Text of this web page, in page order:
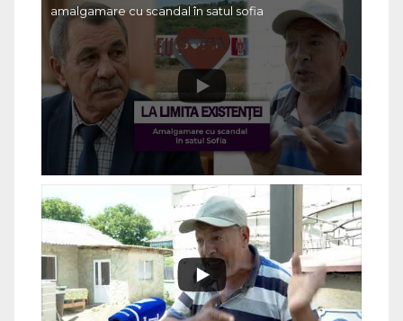
amalgamare cu scandal în satul sofia